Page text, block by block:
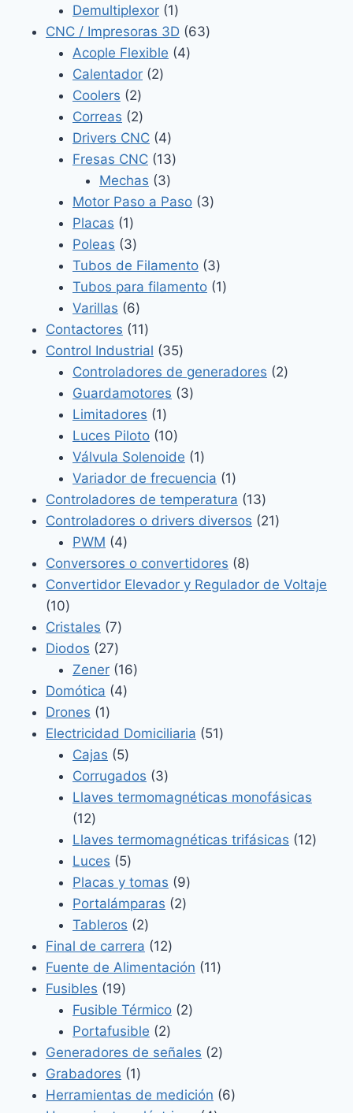
producto
Demultiplexor 11
producto
CNC / Impresoras 3D 6363
Acople Flexible 44
Calentador 22
Coolers 22
productos
Correas 22
productos
Drivers CNC 44
productos
Fresas CNC 1313
Mechas 33
productos
Motor Paso a Paso 33
Placas 11
producto
Poleas 33
productos
Tubos de Filamento 33
productos
Tubos para filamento 11
Varillas 66
productos
Contactores 1111
productos
Control Industrial 3535
productos
Controladores de generadores 22
Guardamotores 33
Limitadores 11
producto
Luces Piloto 1010
productos
Válvula Solenoide 11
producto
Variador de frecuencia 11
producto
Controladores de temperatura 1313
productos
Controladores o drivers diversos 2121
PWM 44
productos
Conversores o convertidores 88
productos
Convertidor Elevador y Regulador de Voltaje
1010
productos
Cristales 77
productos
Diodos 2727
productos
Zener 1616
Domótica 44
Drones 11
producto
Electricidad Domiciliaria 5151
Cajas 55
productos
Corrugados 33
productos
Llaves termomagnéticas monofásicas
1212
productos
Llaves termomagnéticas trifásicas 1212
Luces 55
productos
Placas y tomas 99
productos
Portalámparas 22
Tableros 22
productos
Final de carrera 1212
productos
Fuente de Alimentación 1111
Fusibles 1919
productos
Fusible Térmico 22
Portafusible 22
productos
Generadores de señales 22
Grabadores 11
producto
Herramientas de medición 66